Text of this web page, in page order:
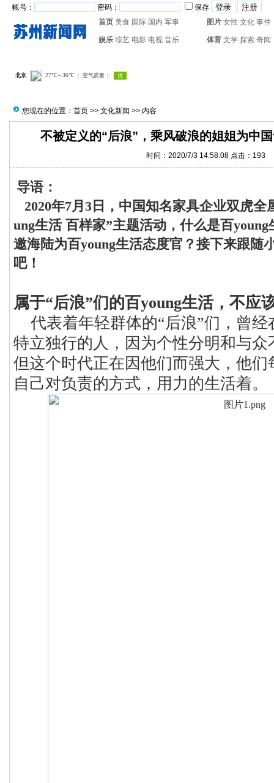
帐号： 密码：
保存
首页 美食 国际 国内 军事 图片 女性 文化 事件
娱乐 综艺 电影 电视 音乐 体育 文学 探索 奇闻
您现在的位置： 首页 >> 文化新闻 >> 内容
不被定义的“后浪”，乘风破浪的姐姐为中
时间：2020/7/3 14:58:08 点击： 193
导语：
2020年7月3日，中国知名家具企业双虎全
ung生活 百样家”主题活动，什么是百
邀海陆为百young生活态度官？接下来跟随
吧！
属于“后浪”们的百young生活，不应
代表着年轻群体的“后浪”们，曾
特立独行的人，因为个性分明和与众
但这个时代正在因他们而强大，他们
自己对负责的方式，用力的生活着。